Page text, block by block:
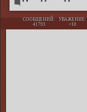
СООБЩЕНИЙ:
41793
УВАЖЕНИЕ:
+10